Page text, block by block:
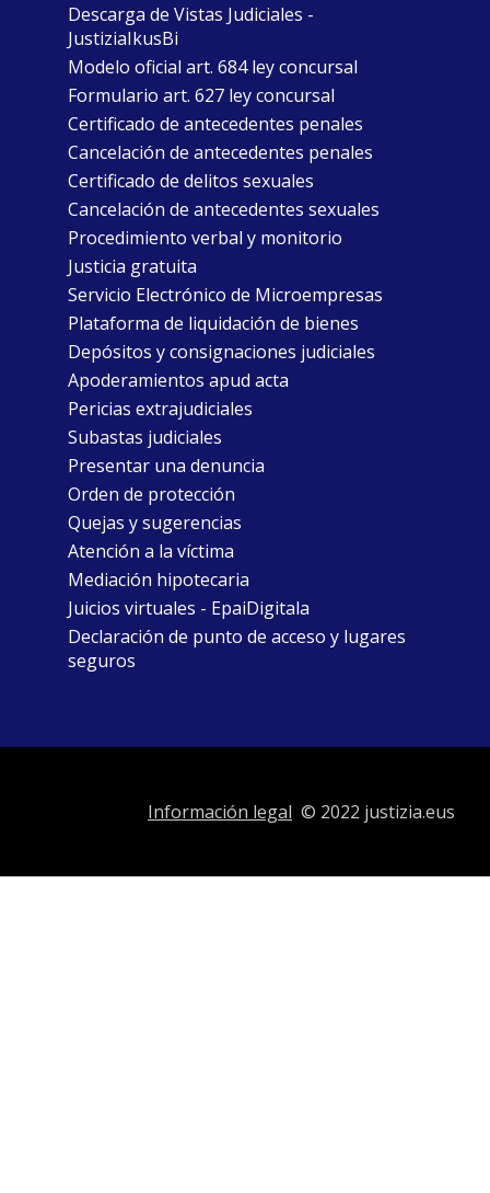
Descarga de Vistas Judiciales -
JustiziaIkusBi
Modelo oficial art. 684 ley concursal
Formulario art. 627 ley concursal
Certificado de antecedentes penales
Cancelación de antecedentes penales
Certificado de delitos sexuales
Cancelación de antecedentes sexuales
Procedimiento verbal y monitorio
Justicia gratuita
Servicio Electrónico de Microempresas
Plataforma de liquidación de bienes
Depósitos y consignaciones judiciales
Apoderamientos apud acta
Pericias extrajudiciales
Subastas judiciales
Presentar una denuncia
Orden de protección
Quejas y sugerencias
Atención a la víctima
Mediación hipotecaria
Juicios virtuales - EpaiDigitala
Declaración de punto de acceso y lugares
seguros
Información legal © 2022 justizia.eus